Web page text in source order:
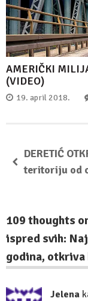
AMERIČKI
(VIDEO)
19. april 2018.
DERETIĆ
teritoriju od
109 thoughts
ispred svih:
godina,
Jelena